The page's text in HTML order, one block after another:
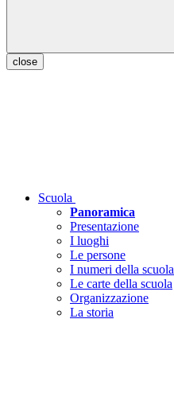
close
Scuola
Panoramica
Presentazione
I luoghi
Le persone
I numeri della scuola
Le carte della scuola
Organizzazione
La storia